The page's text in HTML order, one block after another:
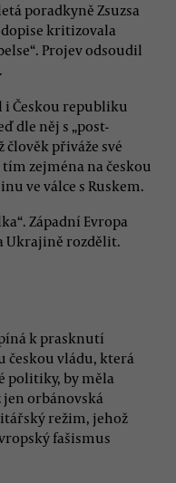
poradkyně Zsuzsa
kritizovala
Projev odsoudil
i Českou republiku
dle něj s „post-
člověk přiváže své
zejména na českou
ve válce s Ruskem.
Západní Evropa
Ukrajině rozdělit.
k prasknutí
českou vládu, která
politiky, by měla
orbánovská
režim, jehož
fašismus